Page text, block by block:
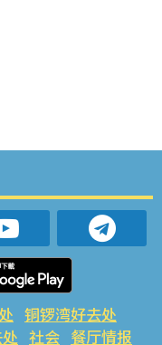
铜锣湾好去处
社会 餐厅情报